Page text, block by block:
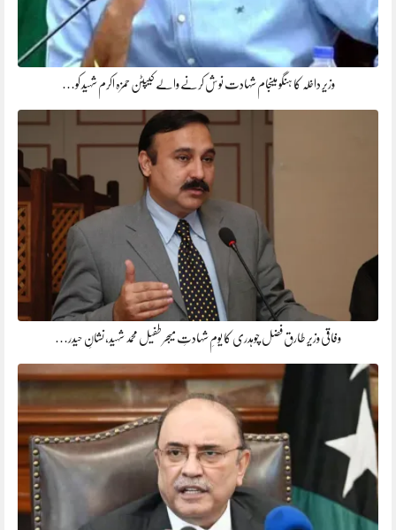
وزیر داخلہ کا ہنگو میںجام شہادت نوش کرنے والے کیپٹن حمزہ اکرم شہید کو…
وفاقی وزیر طارق فضل چوہدری کا یومِ شہادتِ میجر طفیل محمد شہید، نشانِ حیدر…